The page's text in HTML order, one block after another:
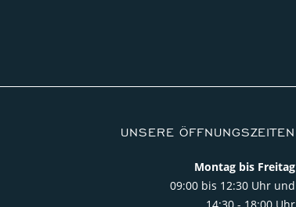
UNSERE ÖFFNUNGSZEITEN
Montag bis Freitag
09:00 bis 12:30 Uhr und